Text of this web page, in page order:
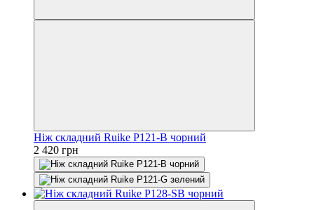
Ніж складний Ruike P121-B чорний
2 420 грн